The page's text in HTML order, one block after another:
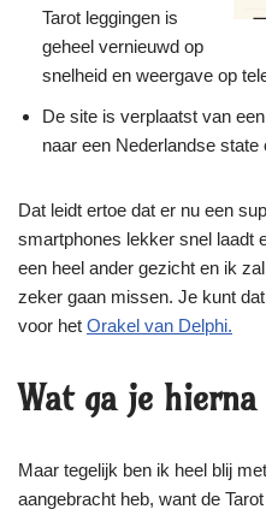
Tarot leggingen is
geheel vernieuwd op
snelheid en weergave op
De site is verplaatst van
naar een Nederlandse state
Dat leidt ertoe dat er nu een
smartphones lekker snel laadt
een heel ander gezicht en ik
zeker gaan missen. Je kunt
voor het Orakel van Delphi.
Wat ga je hierna
Maar tegelijk ben ik heel blij
aangebracht heb, want de